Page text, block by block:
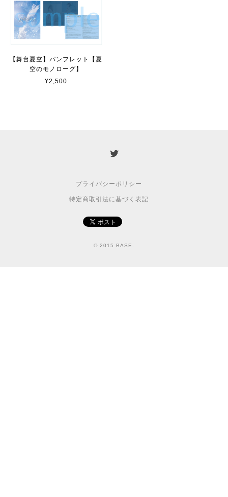
【舞台夏空】パンフレット【夏
空のモノローグ】
¥2,500
プライバシーポリシー
特定商取引法に基づく表記
© 2015 BASE.